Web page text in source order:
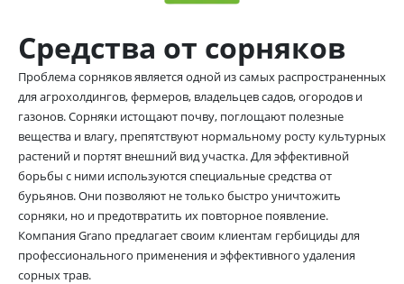
Средства от сорняков
Проблема сорняков является одной из самых распространенных
для агрохолдингов, фермеров, владельцев садов, огородов и
газонов. Сорняки истощают почву, поглощают полезные
вещества и влагу, препятствуют нормальному росту культурных
растений и портят внешний вид участка. Для эффективной
борьбы с ними используются специальные средства от
бурьянов. Они позволяют не только быстро уничтожить
сорняки, но и предотвратить их повторное появление.
Компания Grano предлагает своим клиентам гербициды для
профессионального применения и эффективного удаления
сорных трав.